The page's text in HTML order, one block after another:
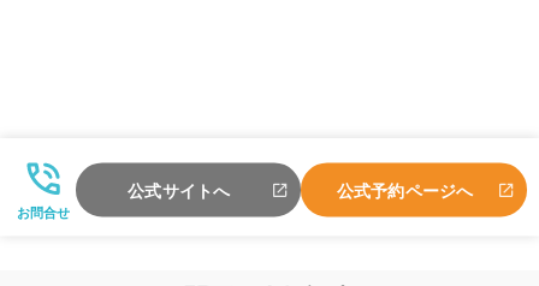
お問合せ
公式サイトへ 公式予約ページへ